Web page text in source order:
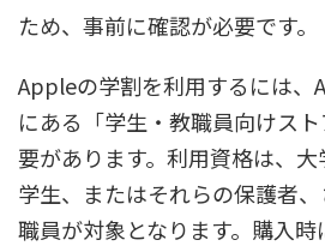
ため、事前に確認が必要です。
Appleの学割を利用するには、
にある「学生・教職員向けス
要があります。利用資格は、
学生、またはそれらの保護者
職員が対象となります。購入